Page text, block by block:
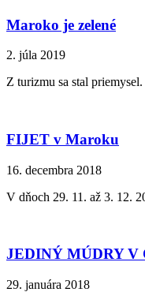
Maroko je zelené
2. júla 2019
Z turizmu sa stal
FIJET v Maroku
16. decembra 2018
V dňoch 29. 11. až 3. 12.
JEDINÝ MÚDRY V
29. januára 2018